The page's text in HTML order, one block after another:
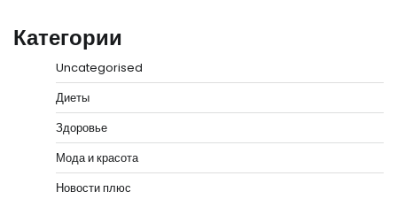
Категории
Uncategorised
Диеты
Здоровье
Мода и красота
Новости плюс